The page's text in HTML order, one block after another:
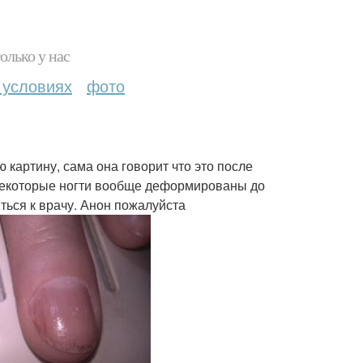
у нас
фото
сама она говорит что это после
ногти вообще деформированы до
к врачу. Анон пожалуйста